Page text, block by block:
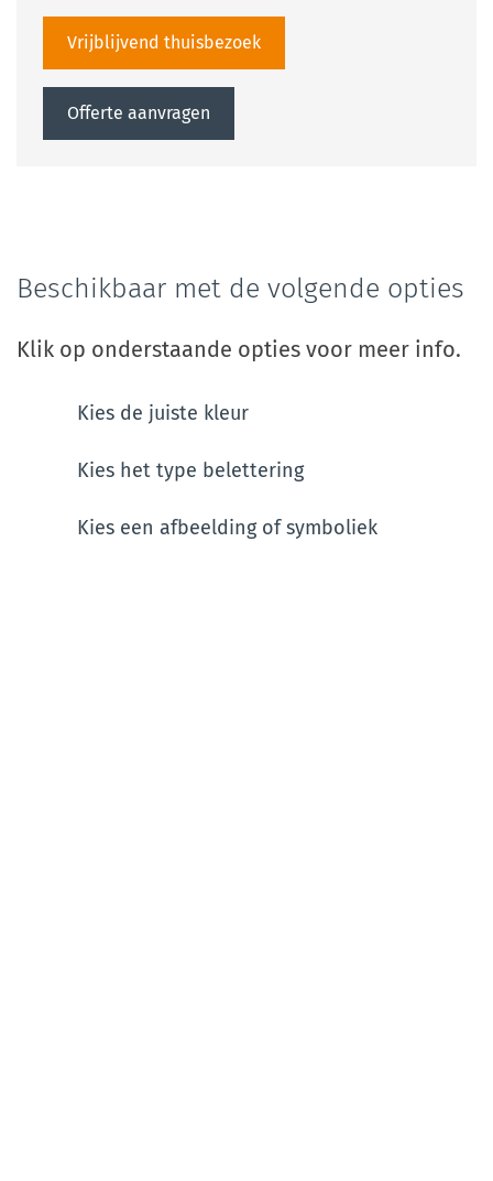
Vrijblijvend thuisbezoek
Offerte aanvragen
Beschikbaar met de volgende opties
Klik op onderstaande opties voor meer info.
Kies de juiste kleur
Kies het type belettering
Kies een afbeelding of symboliek